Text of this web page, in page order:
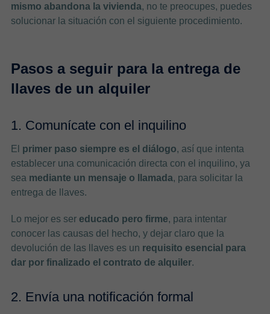
mismo abandona la vivienda, no te preocupes, puedes
solucionar la situación con el siguiente procedimiento.
Pasos a seguir para la entrega de
llaves de un alquiler
1. Comunícate con el inquilino
El primer paso siempre es el diálogo, así que intenta
establecer una comunicación directa con el inquilino, ya
sea mediante un mensaje o llamada, para solicitar la
entrega de llaves.
Lo mejor es ser educado pero firme, para intentar
conocer las causas del hecho, y dejar claro que la
devolución de las llaves es un requisito esencial para
dar por finalizado el contrato de alquiler.
2. Envía una notificación formal